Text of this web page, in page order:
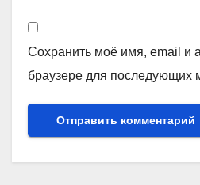
Сохранить моё имя, email и
браузере для последующих